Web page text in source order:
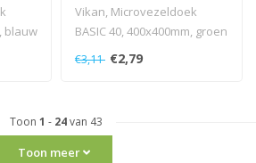
blauw
groen
Vikan, Microvezeldoek
BASIC 40, 400x400mm, groen
€3,11 €2,79
Toon 1 - 24van 43
Toon meer